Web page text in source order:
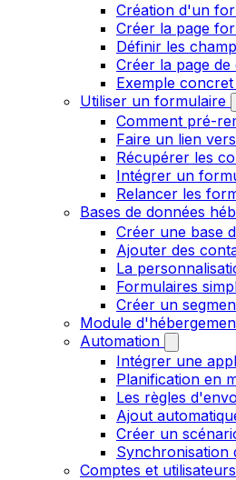
Création d'un
Créer la page
Définir les
Créer la page
Exemple
Utiliser un formulaire
Comment pré-
Faire un lien
Récupérer les
Intégrer un
Relancer les
Bases de données
Créer une base
Ajouter des
La
Formulaires
Créer un
Module
Automation
Intégrer une
Planification en
Les règles
Ajout
Créer un
Synchronisation
Comptes et utilisateurs